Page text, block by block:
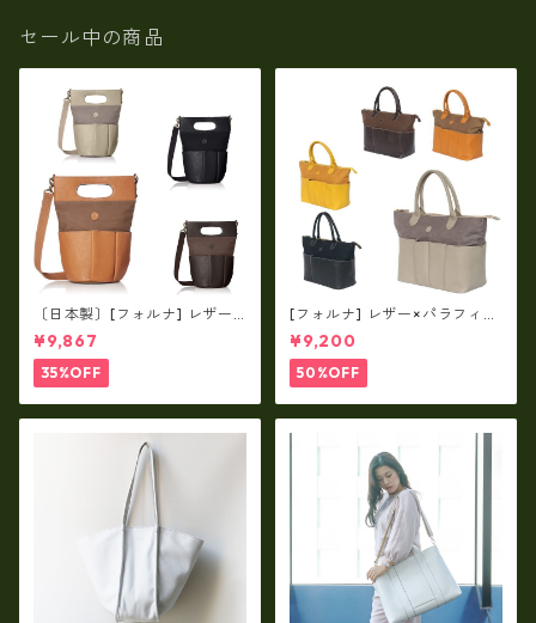
セール中の商品
〔日本製〕[フォルナ] レザー×
パラフィン筒型2way シュリン
クレザー×79Aパラフィン fo
-259630
¥9,867
35%OFF
[フォルナ] レザー×パラフィン
筒型2way シュリンクレザー×
79Aパラフィン トートL fo-2
59632
¥9,200
50%OFF